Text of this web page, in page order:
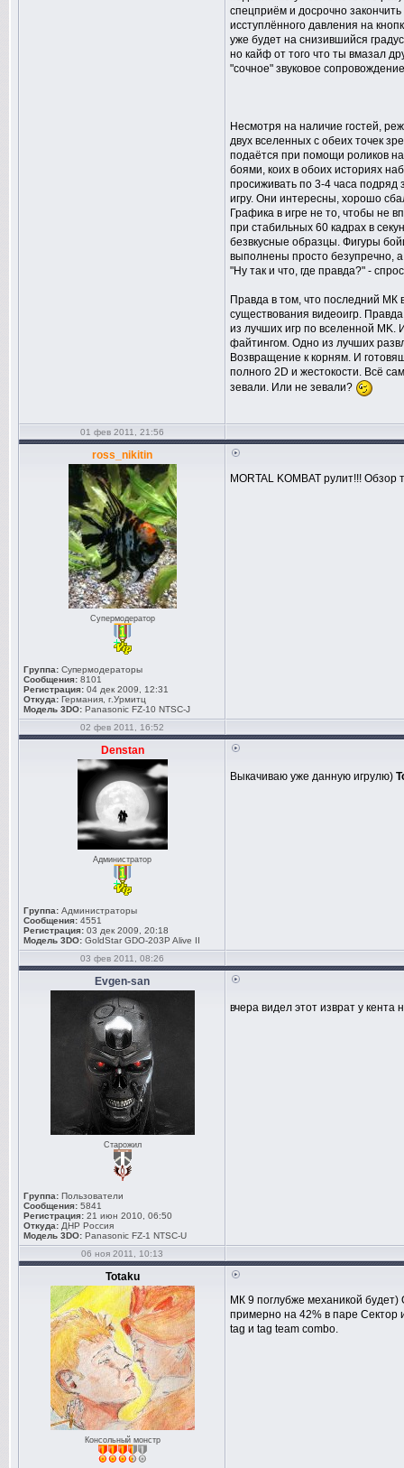
спецприём и досрочно
исступлённого давления на
уже будет на снизившийся
но кайф от того что ты вмазал
"сочное" звуковое
Несмотря на наличие гостей,
двух вселенных с обеих точек
подаётся при помощи роликов
боями, коих в обоих историях
просиживать по 3-4 часа подряд
игру. Они интересны, хорошо
Графика в игре не то, чтобы не
при стабильных 60 кадрах в
безвкусные образцы. Фигуры
выполнены просто безупречно,
"Ну так и что, где правда?" -
Правда в том, что последний МК
существования видеоигр.
из лучших игр по вселенной
файтингом. Одно из лучших
Возвращение к корням. И
полного 2D и жестокости. Всё
зевали. Или не зевали?
01 фев 2011, 21:56
ross_nikitin
Супермодератор
Группа: Супермодераторы
Сообщения: 8101
Регистрация: 04 дек 2009, 12:31
Откуда: Германия, г.Урмитц
Модель 3DO: Panasonic FZ-10 NTSC-J
MORTAL KOMBAT рулит!!!
02 фев 2011, 16:52
Denstan
Администратор
Группа: Администраторы
Сообщения: 4551
Регистрация: 03 дек 2009, 20:18
Модель 3DO: GoldStar GDO-203P Alive II
Выкачиваю уже данную игрулю)
03 фев 2011, 08:26
Evgen-san
Старожил
Группа: Пользователи
Сообщения: 5841
Регистрация: 21 июн 2010, 06:50
Откуда: ДНР Россия
Модель 3DO: Panasonic FZ-1 NTSC-U
вчера видел этот изврат у
06 ноя 2011, 10:13
Totaku
Консольный монстр
МК 9 поглубже механикой
примерно на 42% в паре Сектор
tag и tag team combo.